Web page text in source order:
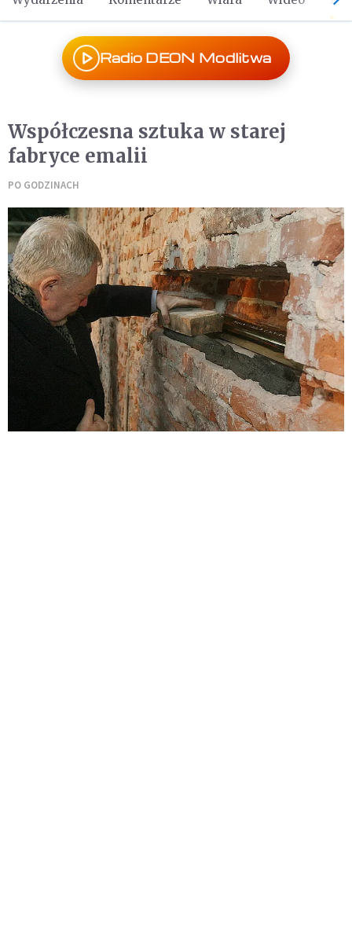
Radio DEON Modlitwa
Współczesna sztuka w starej
fabryce emalii
PO GODZINACH